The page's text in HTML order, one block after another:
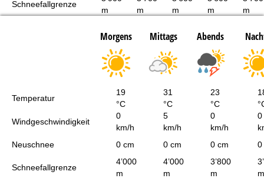
Schneefallgrenze
m
m
m
m
m
Morgens Mittags Abends
Temperatur
19
°C
31
°C
23
°C
Windgeschwindigkeit
0
km/h
5
km/h
0
km/h
0
Neuschnee
0 cm 0 cm 0 cm 0
Schneefallgrenze
4’000
m
4’000
m
3’800
m
m